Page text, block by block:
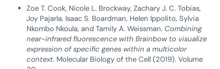
Zoe T. Cook, Nicole L. Brockway, Zachary J. C. Tobias,
Joy Pajarla, Isaac S. Boardman, Helen Ippolito, Sylvia
Nkombo Nkoula, and Tamily A. Weissman. Combining
near-infrared fluorescence with Brainbow to visualize
expression of specific genes within a multicolor
context. Molecular Biology of the Cell (2019). Volume